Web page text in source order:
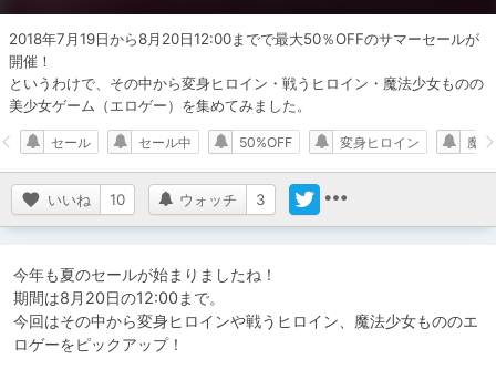
2018年7月19日から8月20日12:00までで最大50％OFFのサマーセールが
開催！
というわけで、その中から変身ヒロイン・戦うヒロイン・魔法少女ものの
美少女ゲーム（エロゲー）を集めてみました。
いいね 10 ウォッチ 3
セール セール中 50%OFF 変身ヒロイン 魔
今年も夏のセールが始まりましたね！
期間は8月20日の12:00まで。
今回はその中から変身ヒロインや戦うヒロイン、魔法少女もののエ
ロゲーをピックアップ！